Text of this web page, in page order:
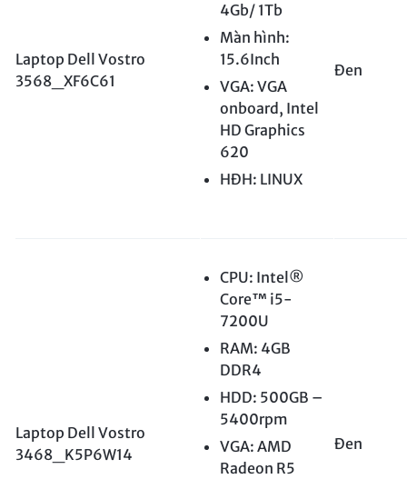
Laptop Dell Vostro
3568_XF6C61
4Gb/ 1Tb
Màn hình:
15.6Inch
VGA: VGA
onboard, Intel
HD Graphics
620
HĐH: LINUX
Đen
Laptop Dell Vostro
3468_K5P6W14
CPU: Intel®
Core™ i5-
7200U
RAM: 4GB
DDR4
HDD: 500GB –
5400rpm
VGA: AMD
Radeon R5
Đen